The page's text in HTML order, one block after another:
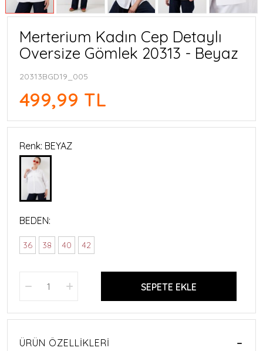
Merterium Kadın Cep Detaylı
Oversize Gömlek 20313 - Beyaz
20313BGD19_005
499,99 TL
Renk: BEYAZ
BEDEN:
36 38 40 42
SEPETE EKLE
ÜRÜN ÖZELLIKLERI